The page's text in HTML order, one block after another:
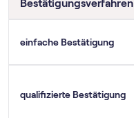
Bestätigungsverfahren
einfache Bestätigung
qualifizierte Bestätigung